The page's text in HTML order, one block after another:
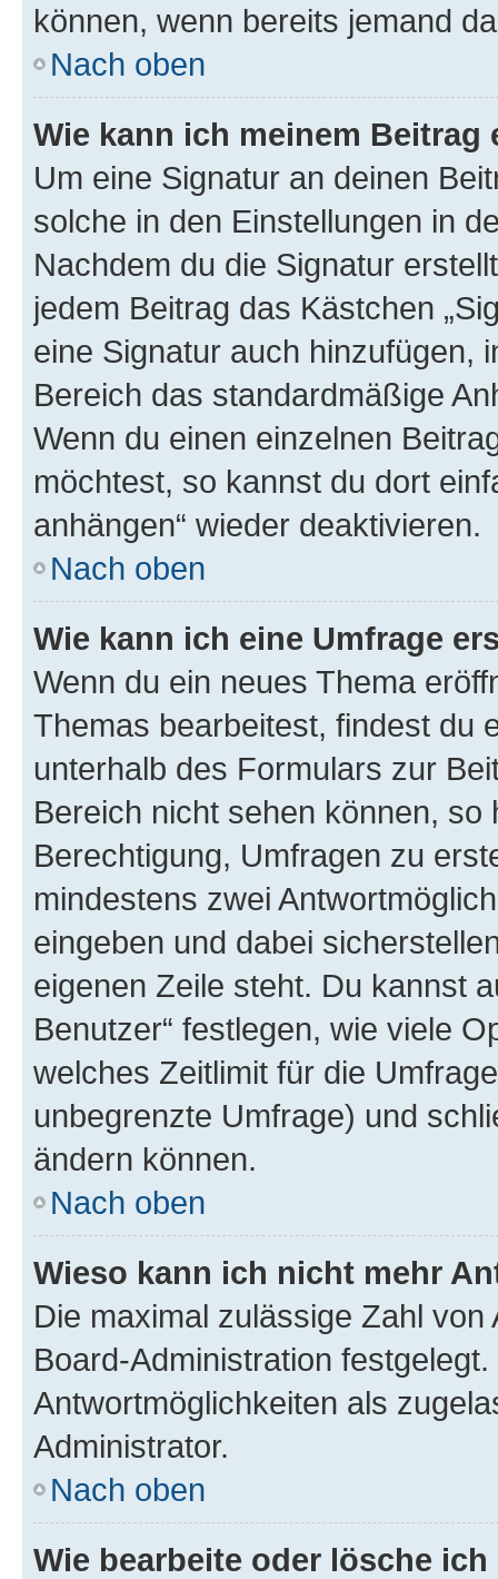
können, wenn bereits jemand
Nach oben
Wie kann ich meinem
Um eine Signatur an deinen
solche in den Einstellungen in
Nachdem du die Signatur
jedem Beitrag das Kästchen
eine Signatur auch hinzufügen,
Bereich das standardmäßige
Wenn du einen einzelnen
möchtest, so kannst du dort
anhängen“ wieder deaktivieren.
Nach oben
Wie kann ich eine Umfrage
Wenn du ein neues Thema
Themas bearbeitest, findest du
unterhalb des Formulars zur
Bereich nicht sehen können,
Berechtigung, Umfragen zu
mindestens zwei
eingeben und dabei
eigenen Zeile steht. Du kannst
Benutzer“ festlegen, wie viele
welches Zeitlimit für die
unbegrenzte Umfrage) und
ändern können.
Nach oben
Wieso kann ich nicht mehr
Die maximal zulässige Zahl
Board-Administration
Antwortmöglichkeiten als
Administrator.
Nach oben
Wie bearbeite oder lösche